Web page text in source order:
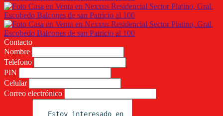
Contacto
Nombre
Teléfono
PIN
Celular
Correo electrónico